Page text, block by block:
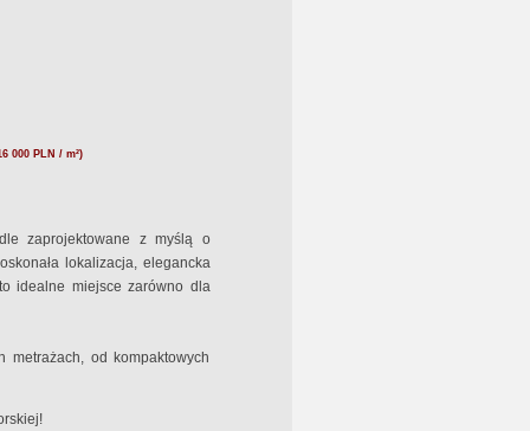
000 PLN / m²)
zaprojektowane z myślą o
lokalizacja, elegancka
idealne miejsce zarówno dla
metrażach, od kompaktowych